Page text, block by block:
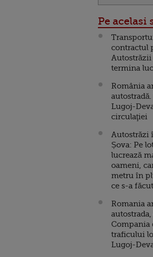
Pe acelasi
contractul
Autostrăzii
termina
România
Lugoj-
circulaţiei
Autostrăzi
Șova: Pe
lucrează
oameni,
metru în
ce s-a
Romania
Compania
traficului
Lugoj-